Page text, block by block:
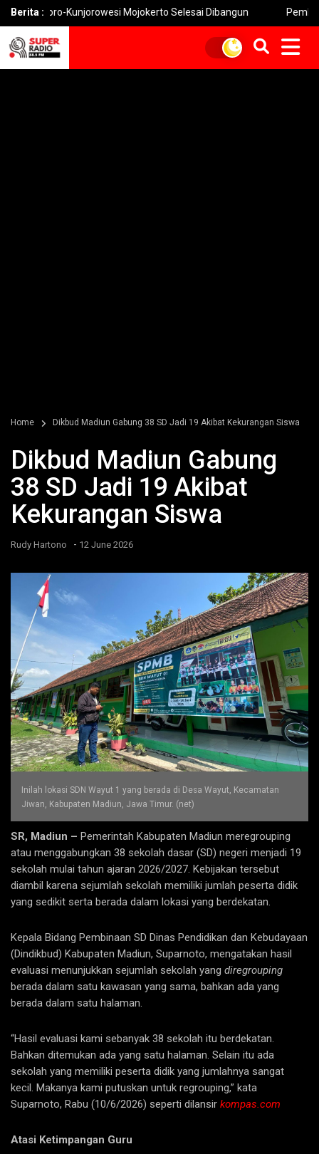
Berita :
Kunjorowesi Mojokerto Selesai Dibangun Pemkot Mojokerto
Home Dikbud Madiun Gabung 38 SD Jadi 19 Akibat Kekurangan Siswa
Dikbud Madiun Gabung
38 SD Jadi 19 Akibat
Kekurangan Siswa
Rudy Hartono - 12 June 2026
Inilah lokasi SDN Wayut 1 yang berada di Desa Wayut, Kecamatan
Jiwan, Kabupaten Madiun, Jawa Timur. (net)
SR, Madiun – Pemerintah Kabupaten Madiun meregrouping
atau menggabungkan 38 sekolah dasar (SD) negeri menjadi 19
sekolah mulai tahun ajaran 2026/2027. Kebijakan tersebut
diambil karena sejumlah sekolah memiliki jumlah peserta didik
yang sedikit serta berada dalam lokasi yang berdekatan.
Kepala Bidang Pembinaan SD Dinas Pendidikan dan Kebudayaan
(Dindikbud) Kabupaten Madiun, Suparnoto, mengatakan hasil
evaluasi menunjukkan sejumlah sekolah yang diregrouping
berada dalam satu kawasan yang sama, bahkan ada yang
berada dalam satu halaman.
“Hasil evaluasi kami sebanyak 38 sekolah itu berdekatan.
Bahkan ditemukan ada yang satu halaman. Selain itu ada
sekolah yang memiliki peserta didik yang jumlahnya sangat
kecil. Makanya kami putuskan untuk regrouping,” kata
Suparnoto, Rabu (10/6/2026) seperti dilansir kompas.com
Atasi Ketimpangan Guru